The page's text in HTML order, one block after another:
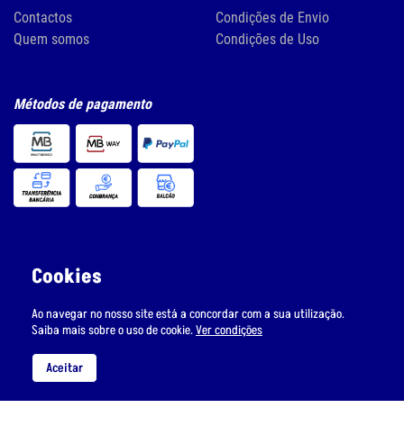
Contactos
Quem somos
Condições de Envio
Condições de Uso
Métodos de pagamento
Subscreva a nossa newsletter
Cookies
Ao navegar no nosso site está a concordar com a sua utilização.
Saiba mais sobre o uso de cookie.Ver condições
Aceitar